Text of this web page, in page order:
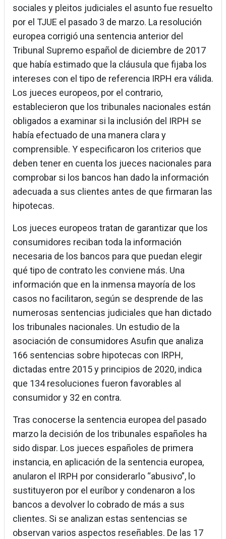
sociales y pleitos judiciales el asunto fue resuelto
por el TJUE el pasado 3 de marzo. La resolución
europea corrigió una sentencia anterior del
Tribunal Supremo español de diciembre de 2017
que había estimado que la cláusula que fijaba los
intereses con el tipo de referencia IRPH era válida.
Los jueces europeos, por el contrario,
establecieron que los tribunales nacionales están
obligados a examinar si la inclusión del IRPH se
había efectuado de una manera clara y
comprensible. Y especificaron los criterios que
deben tener en cuenta los jueces nacionales para
comprobar si los bancos han dado la información
adecuada a sus clientes antes de que firmaran las
hipotecas.
Los jueces europeos tratan de garantizar que los
consumidores reciban toda la información
necesaria de los bancos para que puedan elegir
qué tipo de contrato les conviene más. Una
información que en la inmensa mayoría de los
casos no facilitaron, según se desprende de las
numerosas sentencias judiciales que han dictado
los tribunales nacionales. Un estudio de la
asociación de consumidores Asufin que analiza
166 sentencias sobre hipotecas con IRPH,
dictadas entre 2015 y principios de 2020, indica
que 134 resoluciones fueron favorables al
consumidor y 32 en contra.
Tras conocerse la sentencia europea del pasado
marzo la decisión de los tribunales españoles ha
sido dispar. Los jueces españoles de primera
instancia, en aplicación de la sentencia europea,
anularon el IRPH por considerarlo “abusivo”, lo
sustituyeron por el euríbor y condenaron a los
bancos a devolver lo cobrado de más a sus
clientes. Si se analizan estas sentencias se
observan varios aspectos reseñables. De las 17